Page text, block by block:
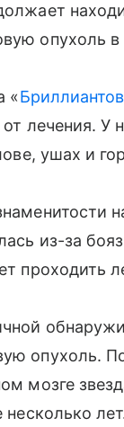
опухоль в
«
от лечения.
ушах и
из-за
проходить
опухоль.
мозге